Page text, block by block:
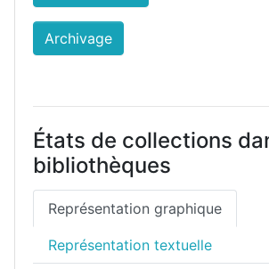
Archivage
États de collections
bibliothèques
Représentation graphique
Représentation textuelle